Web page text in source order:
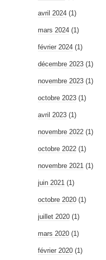
avril 2024 (1)
mars 2024 (1)
février 2024 (1)
décembre 2023 (1)
novembre 2023 (1)
octobre 2023 (1)
avril 2023 (1)
novembre 2022 (1)
octobre 2022 (1)
novembre 2021 (1)
juin 2021 (1)
octobre 2020 (1)
juillet 2020 (1)
mars 2020 (1)
février 2020 (1)